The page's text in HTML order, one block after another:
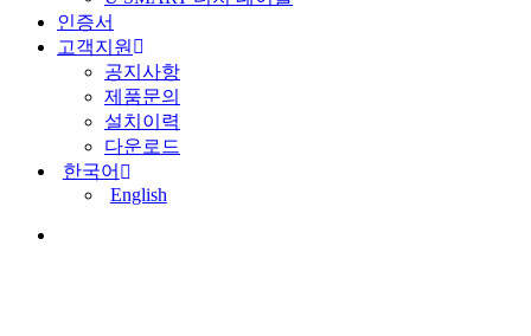
인증서
고객지원
공지사항
제품문의
설치이력
다운로드
한국어
English